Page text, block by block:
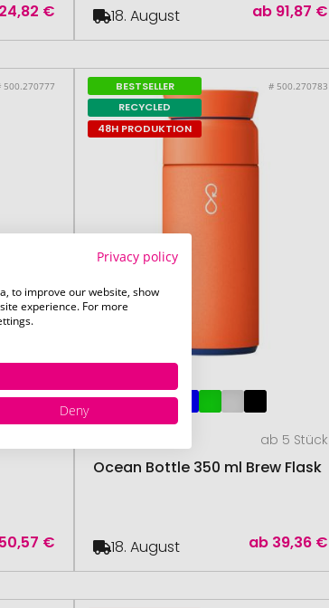
24,82 € ab 91,87 €
18. August
500.270777
50,57 €
BESTSELLER
RECYCLED
48H PRODUKTION
# 500.270783
ab 5 Stück
Ocean Bottle 350 ml Brew Flask
ab 39,36 €
18. August
Privacy policy
to improve our website, show
experience. For more
Deny